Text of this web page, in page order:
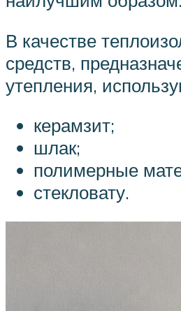
В качестве
средств,
утепления,
керамзит;
шлак;
полимерные
стекловату.